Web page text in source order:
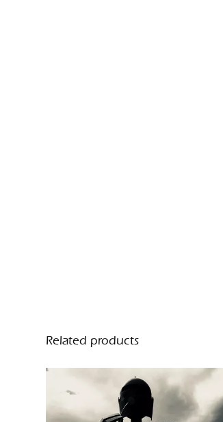
Related products